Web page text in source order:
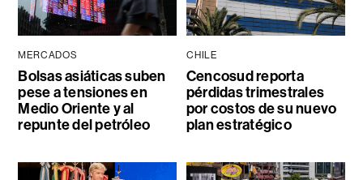
MERCADOS
Bolsas asiáticas suben
pese a tensiones en
Medio Oriente y al
repunte del petróleo
CHILE
Cencosud reporta
pérdidas trimestrales
por costos de su nuevo
plan estratégico